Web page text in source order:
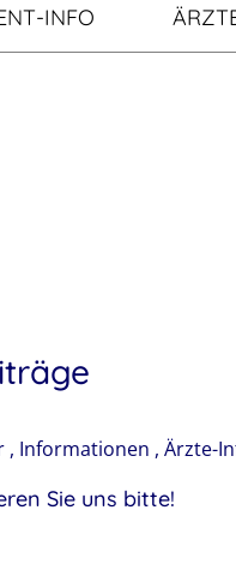
INFO
, Informationen , Ärzte-
Sie uns bitte!